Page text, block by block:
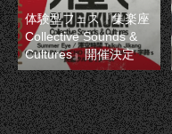
体験型フェス『集楽座
Collective Sounds &
Cultures』開催決定